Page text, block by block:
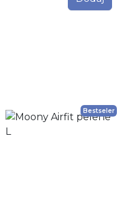
Bestseler